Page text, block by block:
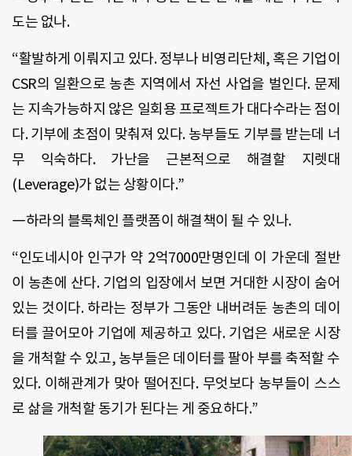
도는 없나.
“활발하게 이뤄지고 있다. 정부나 비영리단체, 혹은 기업이
CSR의 일환으로 농촌 지역에서 자선 사업을 벌인다. 문제
는 지속가능하지 않은 일회용 프로젝트가 대다수라는 점이
다. 기부에 초점이 맞춰져 있다. 농부들도 기부를 받는데 너
무 익숙하다. 가난을 근본적으로 해결할 지렛대
(Leverage)가 없는 상황이다.”
―하라의 블록체인 플랫폼이 해결책이 될 수 있나.
“인도네시아 인구가 약 2억7000만명인데 이 가운데 절반
이 농촌에 산다. 기업의 입장에서 보면 거대한 시장이 숨어
있는 것이다. 하라는 정부가 그동안 내버려둔 농촌의 데이
터를 끌어모아 기업에 제공하고 있다. 기업은 새로운 시장
을 개척할 수 있고, 농부들은 데이터를 팔아 부를 축적할 수
있다. 이해관계가 맞아 떨어진다. 무엇보다 농부들이 스스
로 삶을 개척할 동기가 된다는 게 중요하다.”